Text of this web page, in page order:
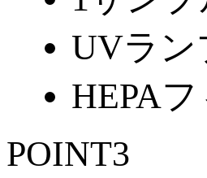
UVラン
HEPA
POINT3